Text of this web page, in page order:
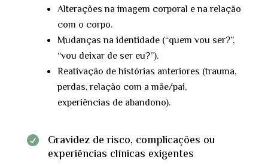
Alterações na imagem corporal e na relação
com o corpo.
Mudanças na identidade (“quem vou ser?”,
“vou deixar de ser eu?”).
Reativação de histórias anteriores (trauma,
perdas, relação com a mãe/pai,
experiências de abandono).

Gravidez de risco, complicações ou
experiências clínicas exigentes